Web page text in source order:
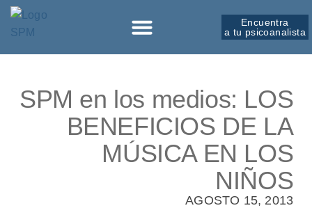
Encuentra
a tu psicoanalista
SPM en los medios: LOS
BENEFICIOS DE LA
MÚSICA EN LOS
NIÑOS
AGOSTO 15, 2013